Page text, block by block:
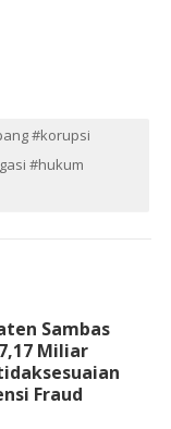
#korupsi
#hukum
Sambas
Miliar
Fraud